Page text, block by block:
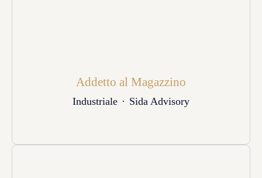
Addetto al Magazzino
Industriale · Sida Advisory